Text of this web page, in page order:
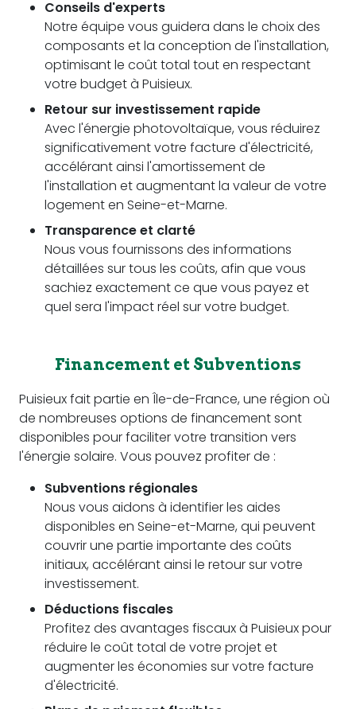
Conseils d'experts
Notre équipe vous guidera dans le choix des
composants et la conception de l'installation,
optimisant le coût total tout en respectant
votre budget à Puisieux.
Retour sur investissement rapide
Avec l'énergie photovoltaïque, vous réduirez
significativement votre facture d'électricité,
accélérant ainsi l'amortissement de
l'installation et augmentant la valeur de votre
logement en Seine-et-Marne.
Transparence et clarté
Nous vous fournissons des informations
détaillées sur tous les coûts, afin que vous
sachiez exactement ce que vous payez et
quel sera l'impact réel sur votre budget.
Financement et Subventions
Puisieux fait partie en Île-de-France, une région où
de nombreuses options de financement sont
disponibles pour faciliter votre transition vers
l'énergie solaire. Vous pouvez profiter de :
Subventions régionales
Nous vous aidons à identifier les aides
disponibles en Seine-et-Marne, qui peuvent
couvrir une partie importante des coûts
initiaux, accélérant ainsi le retour sur votre
investissement.
Déductions fiscales
Profitez des avantages fiscaux à Puisieux pour
réduire le coût total de votre projet et
augmenter les économies sur votre facture
d'électricité.